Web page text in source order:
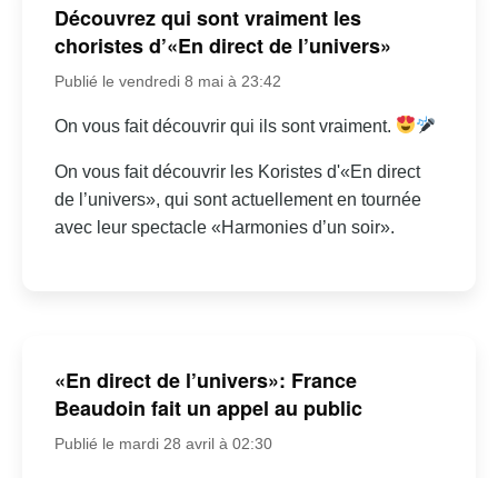
Découvrez qui sont vraiment les
choristes d’«En direct de l’univers»
Publié le vendredi 8 mai à 23:42
On vous fait découvrir qui ils sont vraiment.
On vous fait découvrir les Koristes d'«En direct
de l’univers», qui sont actuellement en tournée
avec leur spectacle «Harmonies d’un soir».
«En direct de l’univers»: France
Beaudoin fait un appel au public
Publié le mardi 28 avril à 02:30